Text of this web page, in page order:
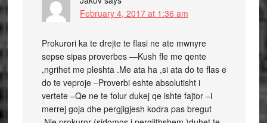
February 4, 2017 at 1:36 am
Prokurori ka te drejte te flasi ne ate mwnyre
sepse sipas proverbes —Kush fle me qente
,ngrihet me pleshta .Me ata ha ,si ata do te flas e
do te veproje –Proverbi eshte absolutisht i
vertete –Qe ne te folur dukej qe ishte fajtor –i
merrej goja dhe pergjigjesh kodra pas bregut